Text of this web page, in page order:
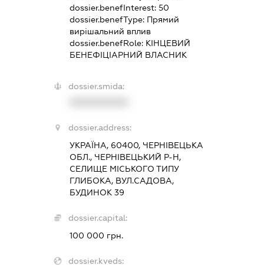
dossier.benefInterest:50
dossier.benefType: Прямий
вирішальний вплив
dossier.benefRole: КІНЦЕВИЙ
БЕНЕФІЦІАРНИЙ ВЛАСНИК
dossier.smida:
dossier.address:
УКРАЇНА, 60400, ЧЕРНІВЕЦЬКА
ОБЛ., ЧЕРНІВЕЦЬКИЙ Р-Н,
СЕЛИЩЕ МІСЬКОГО ТИПУ
ГЛИБОКА, ВУЛ.САДОВА,
БУДИНОК 39
dossier.capital:
100 000 грн.
dossier.kveds: